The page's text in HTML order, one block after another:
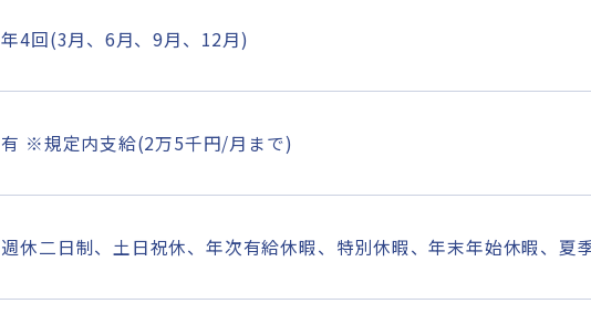
年4回(3月、6月、9月、12月)
有 ※規定内支給(2万5千円/月まで)
週休二日制、土日祝休、年次有給休暇、特別休暇、年末年始休暇、夏